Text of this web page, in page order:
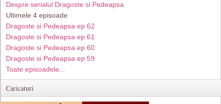
Despre serialul Dragoste si Pedeapsa
Ultimele 4 episoade
Dragoste si Pedeapsa ep 62
Dragoste si Pedeapsa ep 61
Dragoste si Pedeapsa ep 60
Dragoste si Pedeapsa ep 59
Toate episoadele...
Caricaturi